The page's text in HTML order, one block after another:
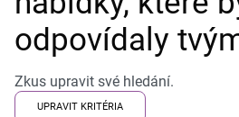
odpovídaly
Zkus upravit své hledání.
UPRAVIT KRITÉRIA